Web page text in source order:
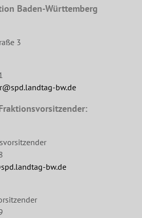
Baden-Württemberg
3
bw.de
bw.de